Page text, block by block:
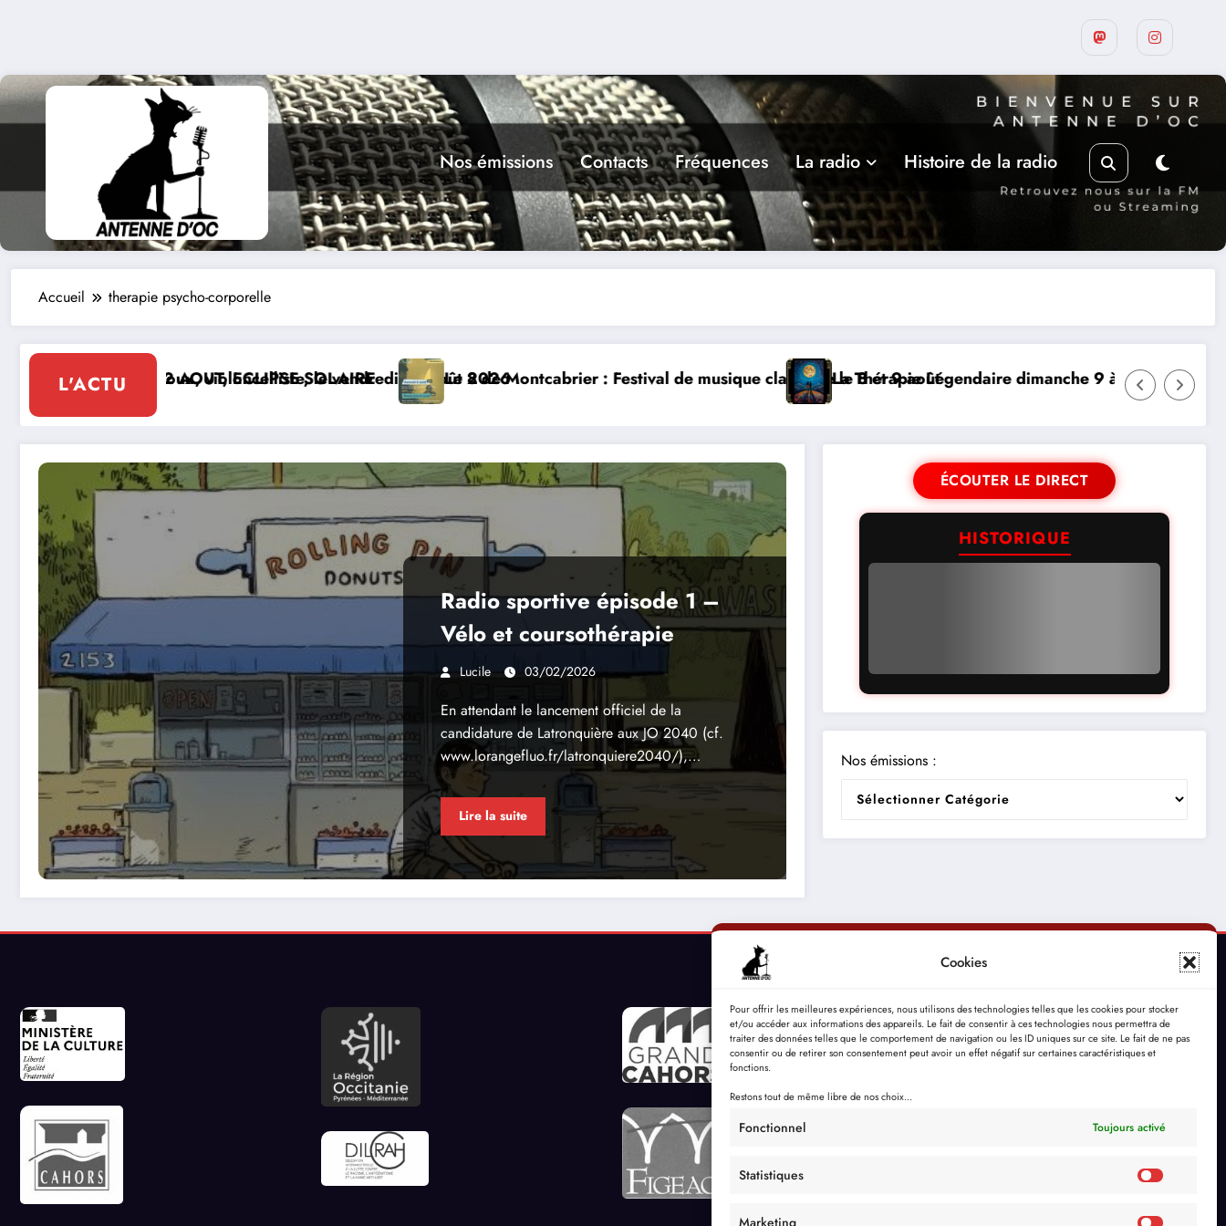
Cookies
Pour offrir les meilleures expériences, nous utilisons des technologies telles que les cookies pour stocker
et/ou accéder aux informations des appareils. Le fait de consentir à ces technologies nous permettra de
traiter des données telles que le comportement de navigation ou les ID uniques sur ce site. Le fait de ne pas
consentir ou de retirer son consentement peut avoir un effet négatif sur certaines caractéristiques et
fonctions.
Restons tout de même libre de nos choix...
Fonctionnel Toujours activé
Statistiques
Marketing
Nos émissions Contacts Fréquences La radio Histoire de la radio
Accueil therapie psycho-corporelle
L'ACTU
Pidoux, violoncelliste, le vendredi 07 août 2026
12 AOUT, ECLIPSE SOLAIRE Le 8 de Montcabrier : Festival de musique classique le 8 et 9 aoûtLa Thérapie Légendaire dimanche 9 à Prayssac Expérience
Radio sportive épisode 1 –
Vélo et coursothérapie
Lucile 03/02/2026
En attendant le lancement officiel de la
candidature de Latronquière aux JO 2040 (cf.
www.lorangefluo.fr/latronquiere2040/),…
Lire la suite
ÉCOUTER LE DIRECT
HISTORIQUE
Nos émissions :